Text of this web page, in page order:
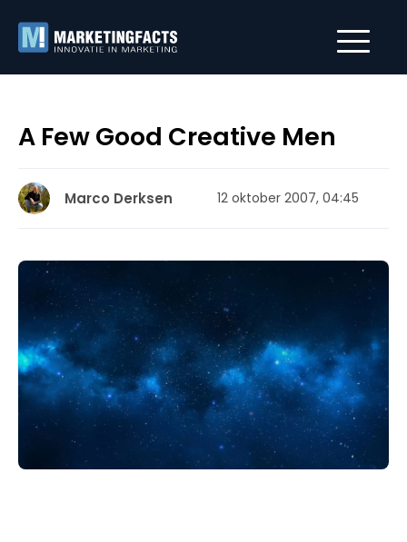
A Few Good Creative Men
Marco Derksen 12 oktober 2007, 04:45